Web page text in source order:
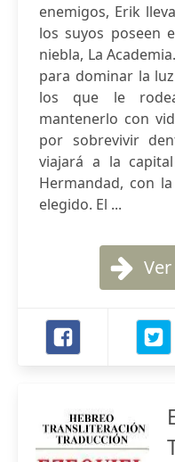
enemigos, Erik
los suyos poseen
niebla, La
para dominar la
los que le
mantenerlo con
por sobrevivir
viajará a la
Hermandad, con
elegido. El ...